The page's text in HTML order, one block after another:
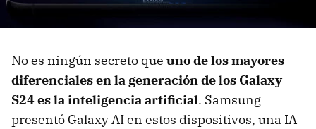
No es ningún secreto que uno de los mayores
diferenciales en la generación de los Galaxy
S24 es la inteligencia artificial. Samsung
presentó Galaxy AI en estos dispositivos, una IA